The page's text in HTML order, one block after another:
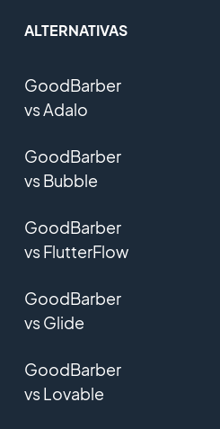
ALTERNATIVAS
GoodBarber
vs Adalo
GoodBarber
vs Bubble
GoodBarber
vs FlutterFlow
GoodBarber
vs Glide
GoodBarber
vs Lovable